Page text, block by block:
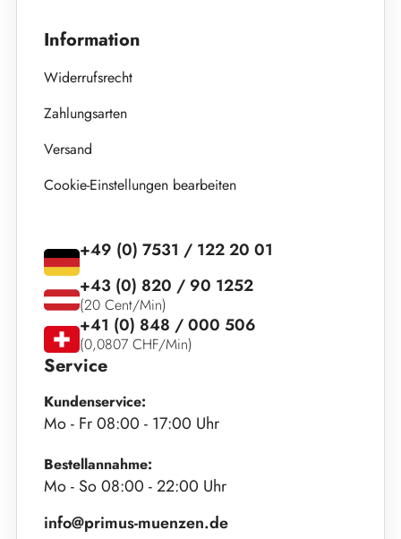
Information
Widerrufsrecht
Zahlungsarten
Versand
Cookie-Einstellungen bearbeiten
Service
Kundenservice:
Mo - Fr 08:00 - 17:00 Uhr
Bestellannahme:
Mo - So 08:00 - 22:00 Uhr
info@primus-muenzen.de
+49 (0) 7531 / 122 20 01
+43 (0) 820 / 90 1252
(20 Cent/Min)
+41 (0) 848 / 000 506
(0,0807 CHF/Min)